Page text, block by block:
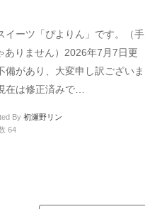
イーツ「ぴよりん」です。（手
ありません）2026年7月7日更
備があり、大変申し訳ございま
在は修正済みで…
By 初瀬野リン
64